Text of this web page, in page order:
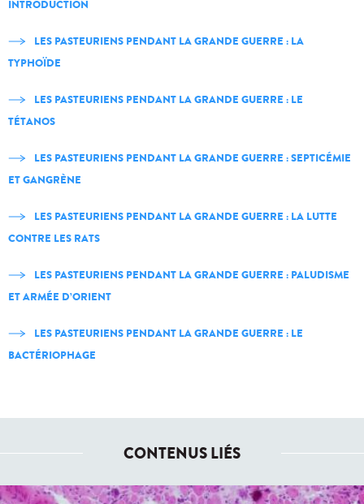
INTRODUCTION
LES PASTEURIENS PENDANT LA GRANDE GUERRE : LA
TYPHOÏDE
LES PASTEURIENS PENDANT LA GRANDE GUERRE : LE
TÉTANOS
LES PASTEURIENS PENDANT LA GRANDE GUERRE : SEPTICÉMIE
ET GANGRÈNE
LES PASTEURIENS PENDANT LA GRANDE GUERRE : LA LUTTE
CONTRE LES RATS
LES PASTEURIENS PENDANT LA GRANDE GUERRE : PALUDISME
ET ARMÉE D’ORIENT
LES PASTEURIENS PENDANT LA GRANDE GUERRE : LE
BACTÉRIOPHAGE
CONTENUS LIÉS